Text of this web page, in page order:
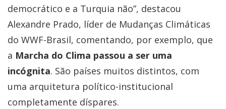
democrático e a Turquia não”, destacou
Alexandre Prado, líder de Mudanças Climáticas
do WWF-Brasil, comentando, por exemplo, que
a Marcha do Clima passou a ser uma
incógnita. São países muitos distintos, com
uma arquitetura político-institucional
completamente díspares.